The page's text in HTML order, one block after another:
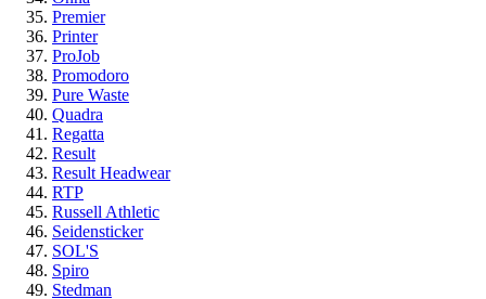
Premier
Printer
ProJob
Promodoro
Pure Waste
Quadra
Regatta
Result
Result Headwear
RTP
Russell Athletic
Seidensticker
SOL'S
Spiro
Stedman